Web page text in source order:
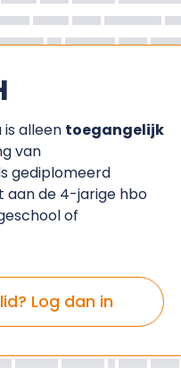
is alleen toegangelijk
van
gediplomeerd
aan de 4-jarige hbo
of
Log dan in